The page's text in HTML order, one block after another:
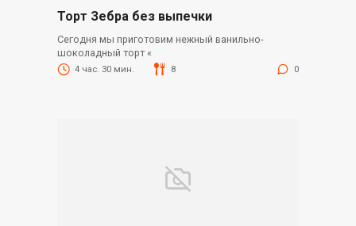
Торт Зебра без выпечки
Сегодня мы приготовим нежный ванильно-
шоколадный торт «
4 час. 30 мин. 8 0